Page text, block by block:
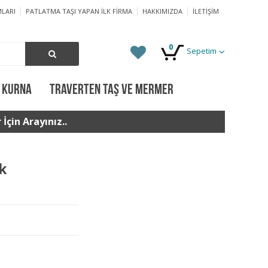
PATLATMA TAŞI YAPAN İLK FIRMA HAKKIMIZDA İLETIŞIM
Sepetim
0
TRAVERTEN TAŞ VE MERMER
Arayınız..